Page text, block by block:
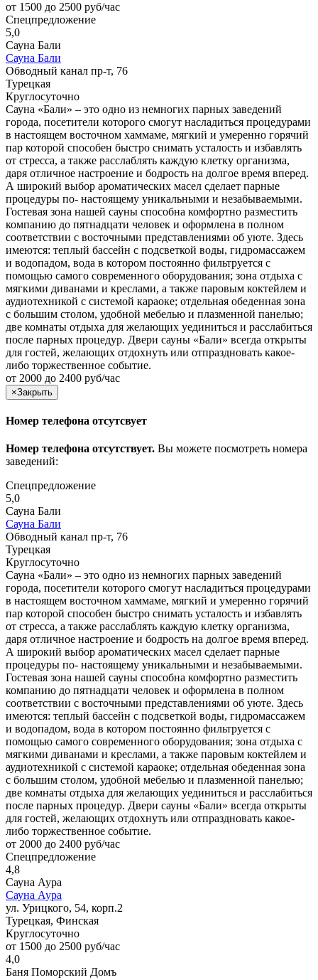
от 1500 до 2500 руб/час
Спецпредложение
5,0
Сауна Бали
Сауна Бали
Обводный канал пр-т, 76
Турецкая
Круглосуточно
Сауна «Бали» – это одно из немногих парных заведений
города, посетители которого смогут насладиться процедурами
в настоящем восточном хаммаме, мягкий и умеренно горячий
пар которой способен быстро снимать усталость и избавлять
от стресса, а также расслаблять каждую клетку организма,
даря отличное настроение и бодрость на долгое время вперед.
А широкий выбор ароматических масел сделает парные
процедуры по- настоящему уникальными и незабываемыми.
Гостевая зона нашей сауны способна комфортно разместить
компанию до пятнадцати человек и оформлена в полном
соответствии с восточными представлениями об уюте. Здесь
имеются: теплый бассейн с подсветкой воды, гидромассажем
и водопадом, вода в котором постоянно фильтруется с
помощью самого современного оборудования; зона отдыха с
мягкими диванами и креслами, а также паровым коктейлем и
аудиотехникой с системой караоке; отдельная обеденная зона
с большим столом, удобной мебелью и плазменной панелью;
две комнаты отдыха для желающих уединиться и расслабиться
после парных процедур. Двери сауны «Бали» всегда открыты
для гостей, желающих отдохнуть или отпраздновать какое-
либо торжественное событие.
от 2000 до 2400 руб/час
×Закрыть
Номер телефона отсутсвует
Номер телефона отсутствует. Вы можете посмотреть номера
заведений:
Спецпредложение
5,0
Сауна Бали
Сауна Бали
Обводный канал пр-т, 76
Турецкая
Круглосуточно
Сауна «Бали» – это одно из немногих парных заведений
города, посетители которого смогут насладиться процедурами
в настоящем восточном хаммаме, мягкий и умеренно горячий
пар которой способен быстро снимать усталость и избавлять
от стресса, а также расслаблять каждую клетку организма,
даря отличное настроение и бодрость на долгое время вперед.
А широкий выбор ароматических масел сделает парные
процедуры по- настоящему уникальными и незабываемыми.
Гостевая зона нашей сауны способна комфортно разместить
компанию до пятнадцати человек и оформлена в полном
соответствии с восточными представлениями об уюте. Здесь
имеются: теплый бассейн с подсветкой воды, гидромассажем
и водопадом, вода в котором постоянно фильтруется с
помощью самого современного оборудования; зона отдыха с
мягкими диванами и креслами, а также паровым коктейлем и
аудиотехникой с системой караоке; отдельная обеденная зона
с большим столом, удобной мебелью и плазменной панелью;
две комнаты отдыха для желающих уединиться и расслабиться
после парных процедур. Двери сауны «Бали» всегда открыты
для гостей, желающих отдохнуть или отпраздновать какое-
либо торжественное событие.
от 2000 до 2400 руб/час
Спецпредложение
4,8
Сауна Аура
Сауна Аура
ул. Урицкого, 54, корп.2
Турецкая, Финская
Круглосуточно
от 1500 до 2500 руб/час
4,0
Баня Поморский Домъ